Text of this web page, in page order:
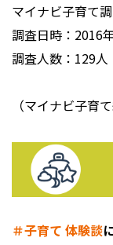
マイナビ子育て
調査日時：2016
調査人数：129人
（マイナビ子育
＃子育て 体験談